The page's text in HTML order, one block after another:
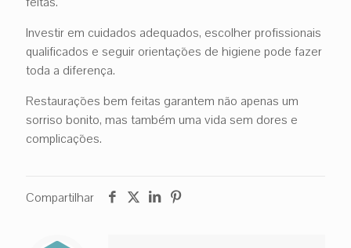
Investir em cuidados adequados, escolher profissionais
qualificados e seguir orientações de higiene pode fazer
toda a diferença.
Restaurações bem feitas garantem não apenas um
sorriso bonito, mas também uma vida sem dores e
complicações.
Compartilhar